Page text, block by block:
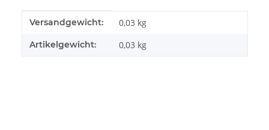
Produkteigenschaft
Wert
Versandgewicht: 0,03 kg
Artikelgewicht: 0,03 kg